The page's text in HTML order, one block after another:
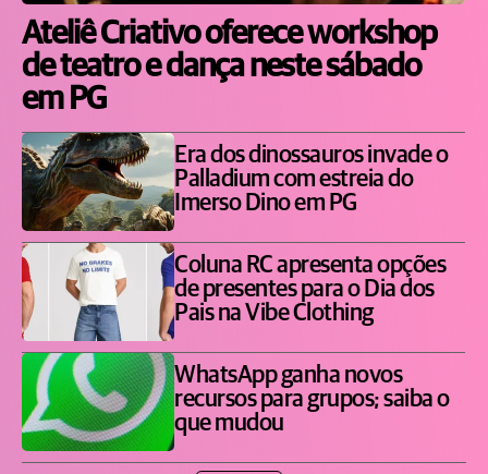
Ateliê Criativo oferece workshop
de teatro e dança neste sábado
em PG
Era dos dinossauros invade o
Palladium com estreia do
Imerso Dino em PG
Coluna RC apresenta opções
de presentes para o Dia dos
Pais na Vibe Clothing
WhatsApp ganha novos
recursos para grupos; saiba o
que mudou